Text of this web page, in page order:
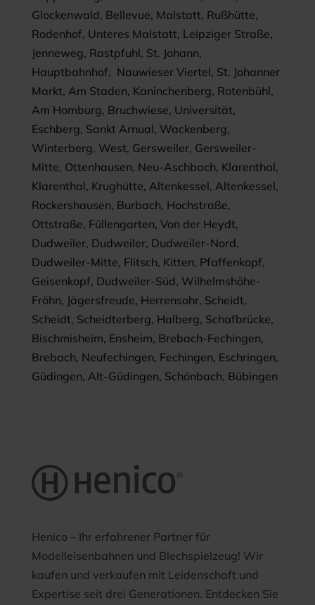
Glockenwald, Bellevue, Malstatt, Rußhütte,
Rodenhof, Unteres Malstatt, Leipziger Straße,
Jenneweg, Rastpfuhl, St. Johann,
Hauptbahnhof, Nauwieser Viertel, St. Johanner
Markt, Am Staden, Kaninchenberg, Rotenbühl,
Am Homburg, Bruchwiese, Universität,
Eschberg, Sankt Arnual, Wackenberg,
Winterberg, West, Gersweiler, Gersweiler-
Mitte, Ottenhausen, Neu-Aschbach, Klarenthal,
Klarenthal, Krughütte, Altenkessel, Altenkessel,
Rockershausen, Burbach, Hochstraße,
Ottstraße, Füllengarten, Von der Heydt,
Dudweiler, Dudweiler, Dudweiler-Nord,
Dudweiler-Mitte, Flitsch, Kitten, Pfaffenkopf,
Geisenkopf, Dudweiler-Süd, Wilhelmshöhe-
Fröhn, Jägersfreude, Herrensohr, Scheidt,
Scheidt, Scheidterberg, Halberg, Schafbrücke,
Bischmisheim, Ensheim, Brebach-Fechingen,
Brebach, Neufechingen, Fechingen, Eschringen,
Güdingen, Alt-Güdingen, Schönbach, Bübingen
Henico – Ihr erfahrener Partner für
Modelleisenbahnen und Blechspielzeug! Wir
kaufen und verkaufen mit Leidenschaft und
Expertise seit drei Generationen. Entdecken Sie